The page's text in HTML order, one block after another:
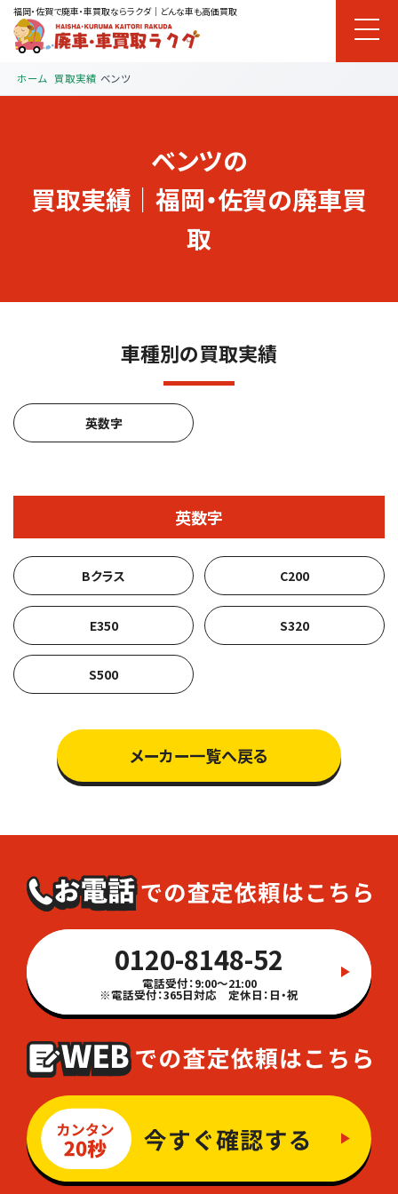
福岡・佐賀で廃車・車買取ならラクダ｜どんな車も高価買取
ホーム 買取実績 ベンツ
ベンツの
買取実績｜福岡・佐賀の廃車買
取
車種別の買取実績
英数字
英数字
Bクラス C200
E350 S320
S500
メーカー一覧へ戻る
0120-8148-52
電話受付：9:00～21:00
※電話受付：365日対応 定休日：日・祝